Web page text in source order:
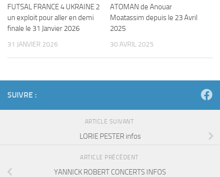
FUTSAL FRANCE 4 UKRAINE 2
un exploit pour aller en demi
finale le 31 Janvier 2026
31 JANVIER 2026
ATOMAN de Anouar
Moatassim depuis le 23 Avril
2025
30 AVRIL 2025
SUIVRE :
ARTICLE SUIVANT
LORIE PESTER infos
ARTICLE PRÉCÉDENT
YANNICK ROBERT CONCERTS INFOS